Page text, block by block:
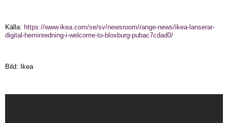
Källa: https://www.ikea.com/se/sv/newsroom/range-news/ikea-lanserar-
digital-heminredning-i-welcome-to-bloxburg-pubac7cdad0/
Bild: Ikea